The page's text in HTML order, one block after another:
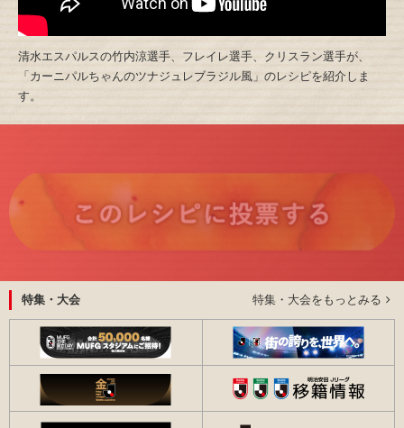
清水エスパルスの竹内涼選手、フレイレ選手、クリスラン選手が、
「カーニパルちゃんのツナジュレブラジル風」のレシピを紹介しま
す。
特集・大会 特集・大会をもっとみる